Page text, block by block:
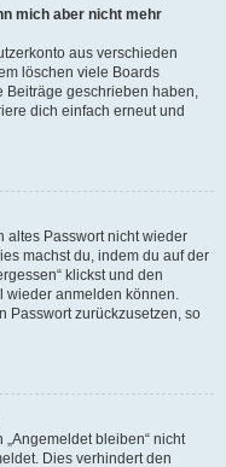
mich aber nicht mehr
aus verschieden
löschen viele Boards
Beiträge geschrieben haben,
dich einfach erneut und
altes Passwort nicht wieder
machst du, indem du auf der
klickst und den
wieder anmelden können.
Passwort zurückzusetzen, so
bleiben“ nicht
Dies verhindert den